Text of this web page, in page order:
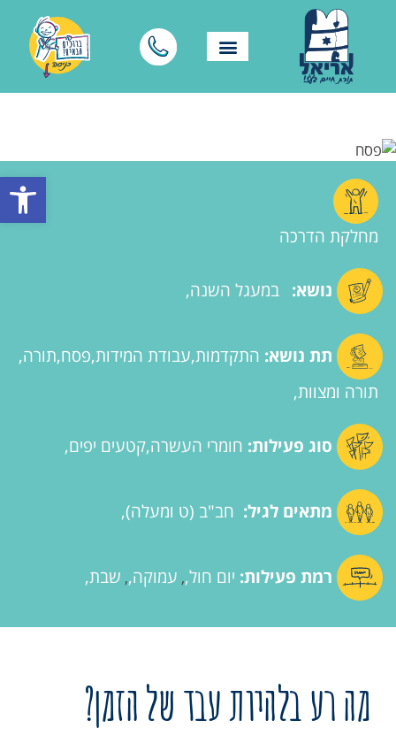
פתח
מחלקת הדרכה
נושא: במעגל השנה
תת נושא: התקדמות עבודת המידות פסח תורה
תורה ומצוות
סוג פעילות: חומרי העשרה קטעים יפים
מתאים לגיל: חב"ב (ט ומעלה)
רמת פעילות: יום חול , עמוקה , שבת
מה רע בלהיות עבד של הזמן?